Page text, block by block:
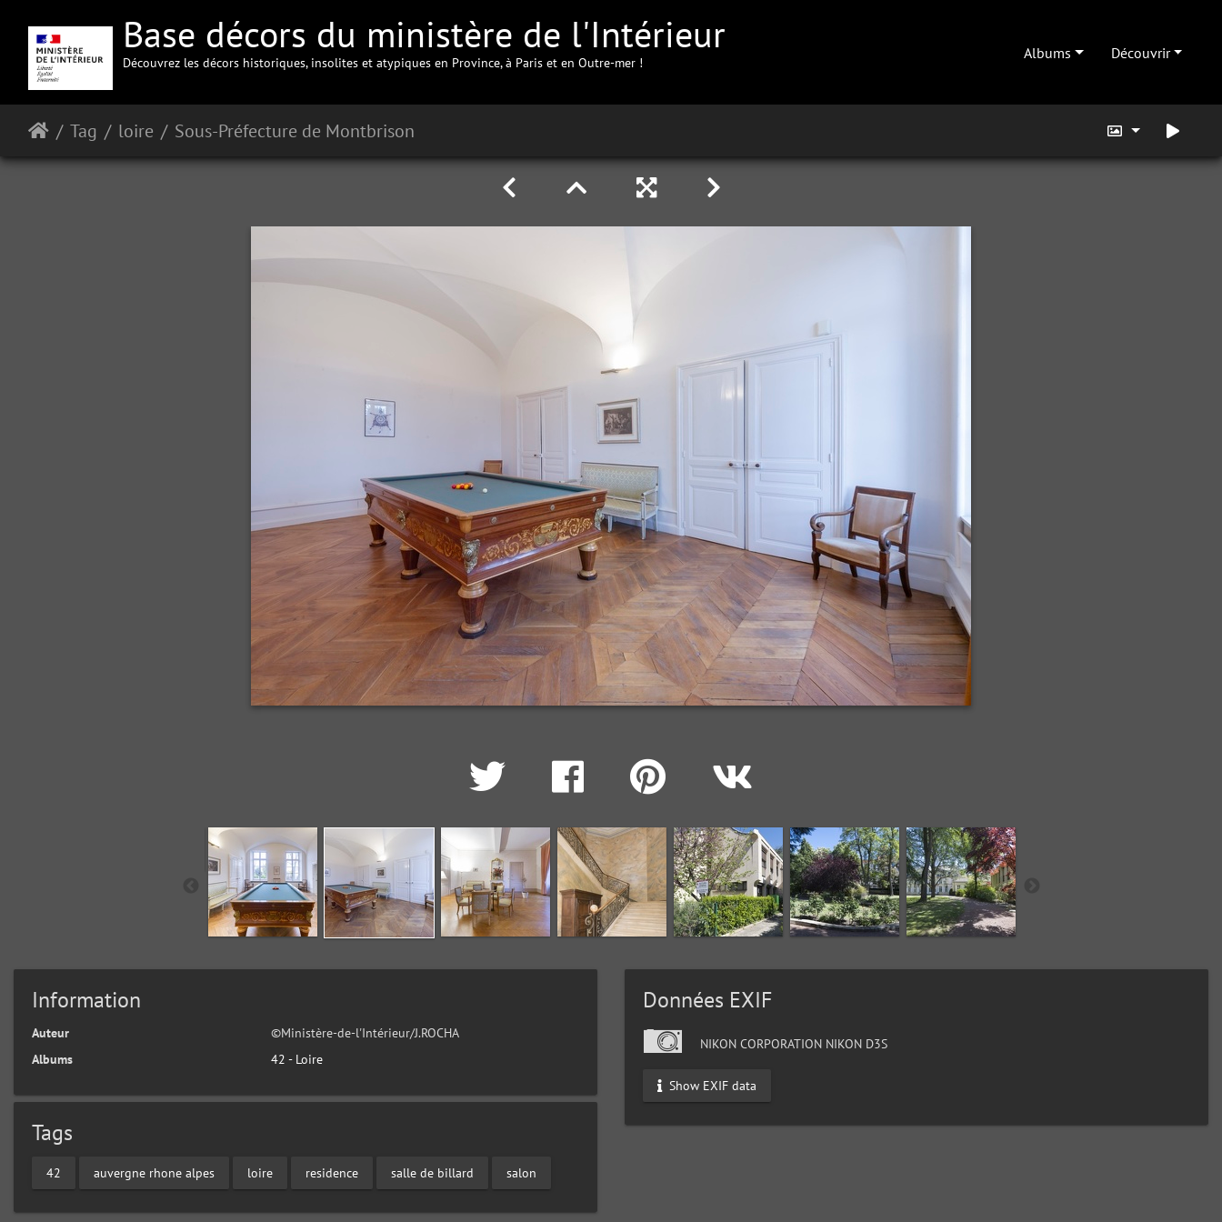
Base décors du ministère de l'Intérieur
Découvrez les décors historiques, insolites et atypiques en Province, à Paris et en Outre-mer !
Albums Découvrir
Tag loire Sous-Préfecture de Montbrison
Information
Auteur
©Ministère-de-l'Intérieur/J.ROCHA
Albums
42 - Loire
Tags
42 auvergne rhone alpes loire residence salle de billard salon
Données EXIF
NIKON CORPORATION NIKON D3S
Show EXIF data